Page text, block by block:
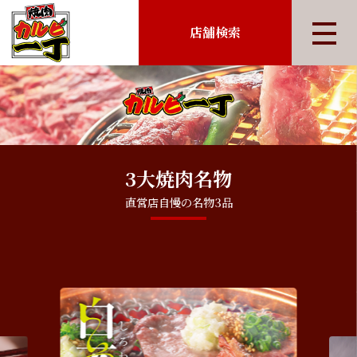
店舗検索
3大焼肉名物
直営店自慢の名物3品